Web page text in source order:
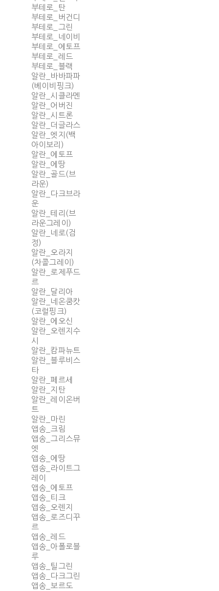
부테로_탄
부테로_버건디
부테로_그린
부테로_네이비
부테로_에토프
부테로_레드
부테로_블랙
알란_바바파파
(베이비핑크)
알란_시클라멘
알란_어버진
알란_시트론
알란_더글라스
알란_엣지(백
아이보리)
알란_에토프
알란_에땅
알란_골드(브
라운)
알란_다크브라
운
알란_테리(브
라운그레이)
알란_네로(검
정)
알란_오라지
(차콜그레이)
알란_로제푸드
르
알란_달리아
알란_네온쿰캇
(코럴핑크)
알란_에오신
알란_오렌지수
시
알란_캄파뉴트
알란_블루비스
타
알란_페르세
알란_지탄
알란_레이온버
트
알란_마린
앱송_크림
앱송_그리스뮤
엣
앱송_에땅
앱송_라이트그
레이
앱송_에토프
앱송_티크
앱송_오렌지
앱송_로즈디꾸
르
앱송_레드
앱송_아폴로블
루
앱송_틸그린
앱송_다크그린
앱송_보르도